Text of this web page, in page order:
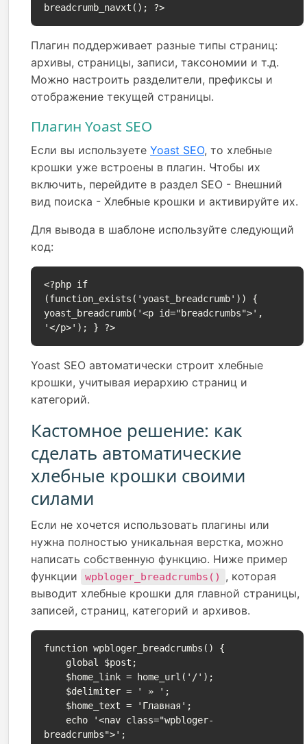
breadcrumb_navxt(); ?>
Плагин поддерживает разные типы страниц:
архивы, страницы, записи, таксономии и т.д.
Можно настроить разделители, префиксы и
отображение текущей страницы.
Плагин Yoast SEO
Если вы используете Yoast SEO, то хлебные
крошки уже встроены в плагин. Чтобы их
включить, перейдите в раздел SEO - Внешний
вид поиска - Хлебные крошки и активируйте их.
Для вывода в шаблоне используйте следующий
код:
<?php if
(function_exists('yoast_breadcrumb')) {
yoast_breadcrumb('<p id="breadcrumbs">',
'</p>'); } ?>
Yoast SEO автоматически строит хлебные
крошки, учитывая иерархию страниц и
категорий.
Кастомное решение: как
сделать автоматические
хлебные крошки своими
силами
Если не хочется использовать плагины или
нужна полностью уникальная верстка, можно
написать собственную функцию. Ниже пример
функции
wpbloger_breadcrumbs()
, которая
выводит хлебные крошки для главной страницы,
записей, страниц, категорий и архивов.
function wpbloger_breadcrumbs() {
breadcrumbs">';